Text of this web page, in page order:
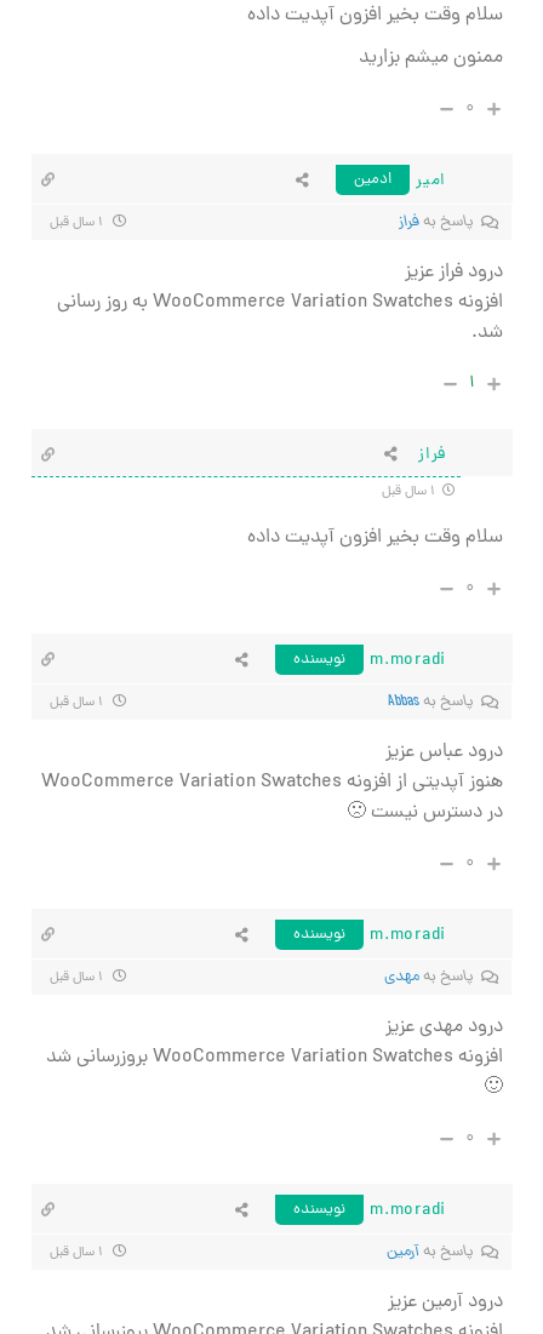
سلام وقت بخیر افزون آپدیت داده
ممنون میشم بزارید
۰
امیر
ادمین
پاسخ بهفراز
درود فراز عزیز
افزونه WooCommerce Variation Swatches به روز رسانی
شد.
۱
فراز
سلام وقت بخیر افزون آپدیت داده
۰
m.moradi
نویسنده
پاسخ بهAbbas
درود عباس عزیز
هنوز آپدیتی از افزونه WooCommerce Variation Swatches
در دسترس نیست 🙁
۰
m.moradi
نویسنده
پاسخ بهمهدی
درود مهدی عزیز
افزونه WooCommerce Variation Swatches بروزرسانی شد
🙂
۰
m.moradi
نویسنده
پاسخ بهآرمین
درود آرمین عزیز